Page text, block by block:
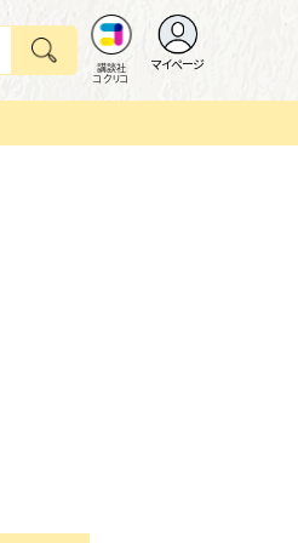
講談社
コクリコ
マイページ